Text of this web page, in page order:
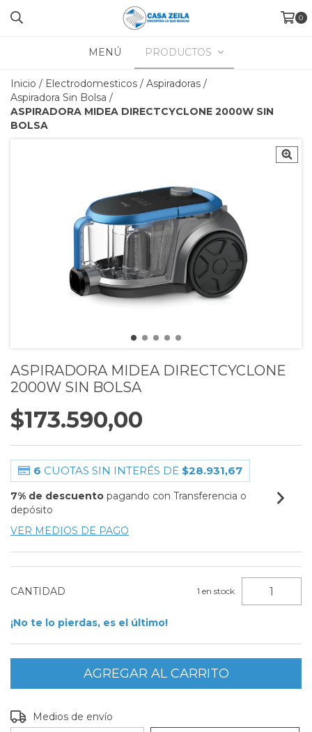
0
MENÚ PRODUCTOS
Inicio / Electrodomesticos / Aspiradoras /
Aspiradora Sin Bolsa /
ASPIRADORA MIDEA DIRECTCYCLONE 2000W SIN
BOLSA
ASPIRADORA MIDEA DIRECTCYCLONE
2000W SIN BOLSA
$173.590,00
6 CUOTAS SIN INTERÉS DE $28.931,67
7% de descuento pagando con Transferencia o
depósito
VER MEDIOS DE PAGO
CANTIDAD 1 en stock
¡No te lo pierdas, es el último!
Entregas para el CP:
Medios de envío